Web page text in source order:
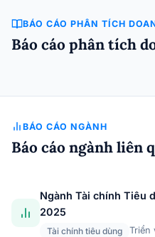
BÁO CÁO PHÂN TÍCH
Báo cáo phân tích
BÁO CÁO NGÀNH
Báo cáo ngành liên
Ngành Tài chính Tiêu
2025
Tài chính tiêu dùng Triển